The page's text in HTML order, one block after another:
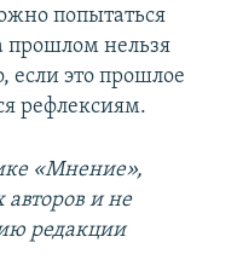
попытаться
прошлом нельзя
если это прошлое
рефлексиям.
«Мнение»,
и не
редакции